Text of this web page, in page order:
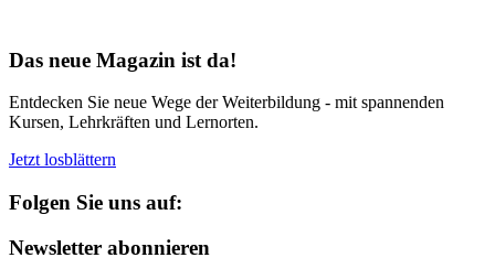
Das neue Magazin ist da!
Entdecken Sie neue Wege der Weiterbildung - mit spannenden
Kursen, Lehrkräften und Lernorten.
Jetzt losblättern
Folgen Sie uns auf:
Newsletter abonnieren